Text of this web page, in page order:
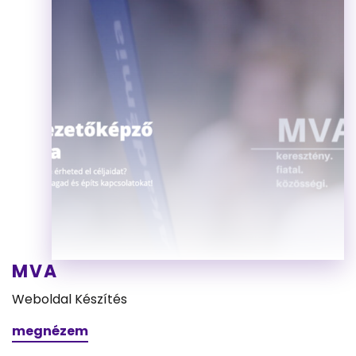
MVA
Weboldal Készítés
megnézem